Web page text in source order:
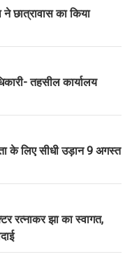
छात्रावास का किया
तहसील कार्यालय
के लिए सीधी उड़ान 9 अगस्त
रत्नाकर झा का स्वागत,